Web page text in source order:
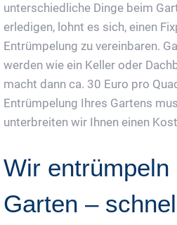
unterschiedliche Dinge beim
erledigen, lohnt es sich, einen
Entrümpelung zu vereinbaren.
werden wie ein Keller oder
macht dann ca. 30 Euro pro
Entrümpelung Ihres Gartens
unterbreiten wir Ihnen einen
Wir entrümpeln
Garten –